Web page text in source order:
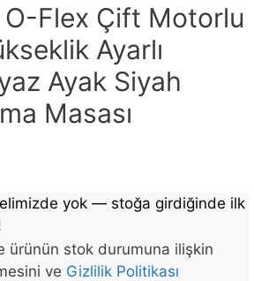
Flex Çift Motorlu
Ayarlı
Ayak Siyah
Masası
yok — stoğa girdiğinde ilk
ürünün stok durumuna ilişkin
ve Gizlilik Politikası